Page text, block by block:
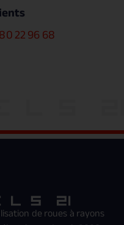
22 96 68
de roues à rayons